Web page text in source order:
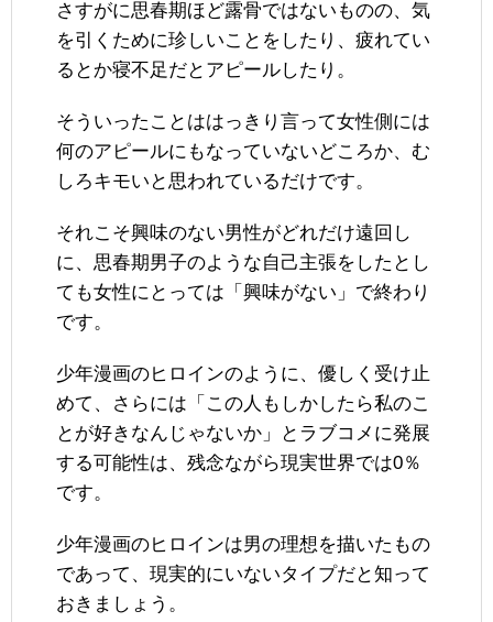
さすがに思春期ほど露骨ではないものの、気
を引くために珍しいことをしたり、疲れてい
るとか寝不足だとアピールしたり。
そういったことははっきり言って女性側には
何のアピールにもなっていないどころか、む
しろキモいと思われているだけです。
それこそ興味のない男性がどれだけ遠回し
に、思春期男子のような自己主張をしたとし
ても女性にとっては「興味がない」で終わり
です。
少年漫画のヒロインのように、優しく受け止
めて、さらには「この人もしかしたら私のこ
とが好きなんじゃないか」とラブコメに発展
する可能性は、残念ながら現実世界では0％
です。
少年漫画のヒロインは男の理想を描いたもの
であって、現実的にいないタイプだと知って
おきましょう。